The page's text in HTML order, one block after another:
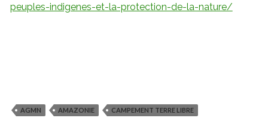
peuples-indigenes-et-la-protection-de-la-nature/
AGMN AMAZONIE CAMPEMENT TERRE LIBRE